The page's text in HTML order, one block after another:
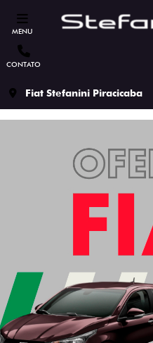
MENU
CONTATO
Fiat Stefanini Piracicaba